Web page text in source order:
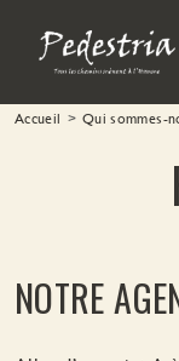
Accueil Qui sommes-
NOTRE